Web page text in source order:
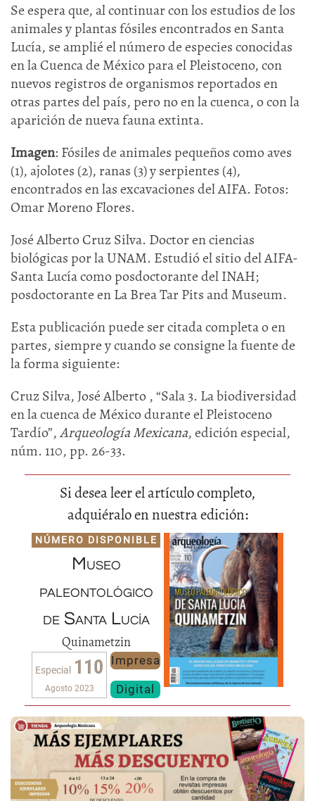
Se espera que, al continuar con los estudios de los
animales y plantas fósiles encontrados en Santa
Lucía, se amplié el número de especies conocidas
en la Cuenca de México para el Pleistoceno, con
nuevos registros de organismos reportados en
otras partes del país, pero no en la cuenca, o con la
aparición de nueva fauna extinta.
Imagen: Fósiles de animales pequeños como aves
(1), ajolotes (2), ranas (3) y serpientes (4),
encontrados en las excavaciones del AIFA. Fotos:
Omar Moreno Flores.
José Alberto Cruz Silva. Doctor en ciencias
biológicas por la UNAM. Estudió el sitio del AIFA-
Santa Lucía como posdoctorante del INAH;
posdoctorante en La Brea Tar Pits and Museum.
Esta publicación puede ser citada completa o en
partes, siempre y cuando se consigne la fuente de
la forma siguiente:
Cruz Silva, José Alberto , “Sala 3. La biodiversidad
en la cuenca de México durante el Pleistoceno
Tardío”,Arqueología Mexicana, edición especial,
núm. 110, pp. 26-33.
Si desea leer el artículo completo,
adquiéralo en nuestra edición:
NÚMERO DISPONIBLE
Museo
paleontológico
de Santa Lucía
Quinametzin
Especial 110
Agosto 2023
Impresa
Digital